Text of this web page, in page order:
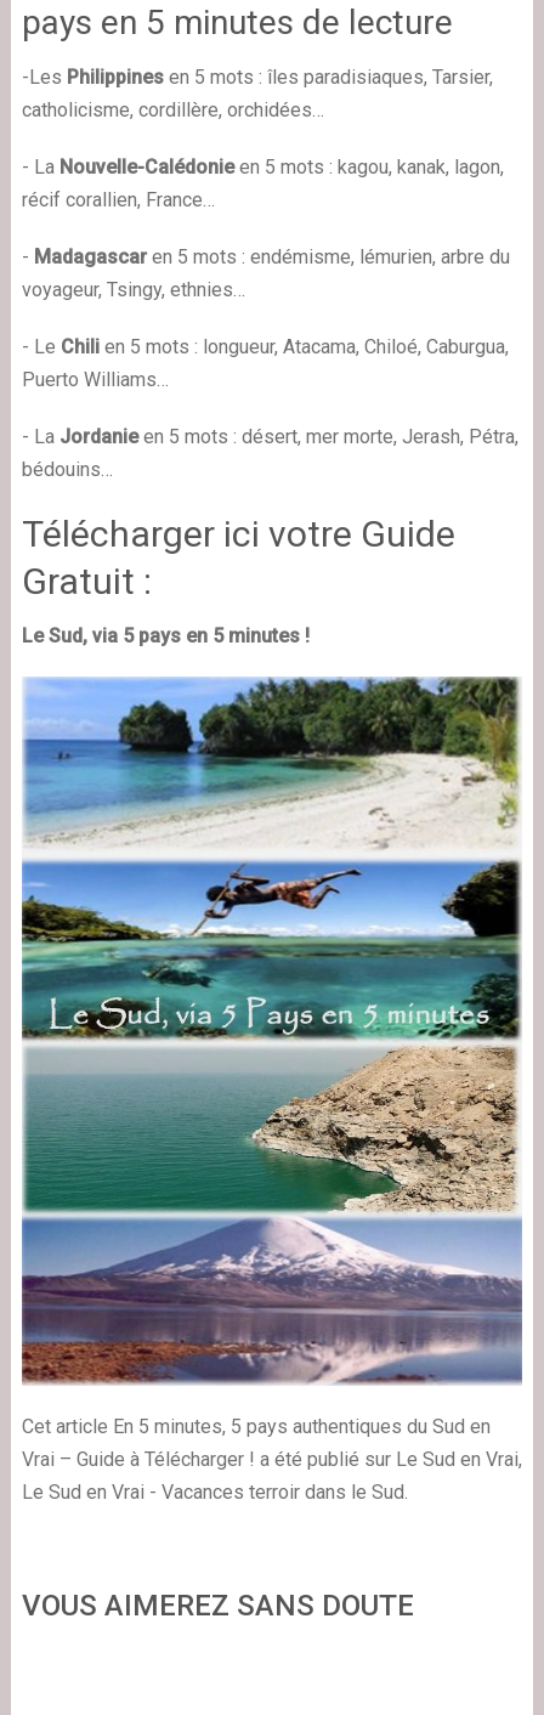
pays en 5 minutes de lecture
-Les Philippines en 5 mots : îles paradisiaques, Tarsier,
catholicisme, cordillère, orchidées…
- La Nouvelle-Calédonieen 5 mots : kagou, kanak, lagon,
récif corallien, France…
- Madagascar en 5 mots : endémisme, lémurien, arbre du
voyageur, Tsingy, ethnies…
- Le Chili en 5 mots : longueur, Atacama, Chiloé, Caburgua,
Puerto Williams…
- La Jordanie en 5 mots : désert, mer morte, Jerash, Pétra,
bédouins…
Télécharger ici votre Guide
Gratuit :
Le Sud, via 5 pays en 5 minutes !
Cet article En 5 minutes, 5 pays authentiques du Sud en
Vrai – Guide à Télécharger ! a été publié sur Le Sud en Vrai,
Le Sud en Vrai - Vacances terroir dans le Sud.
VOUS AIMEREZ SANS DOUTE